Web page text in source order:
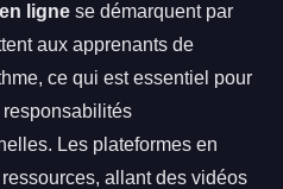
ligne se démarquent par
aux apprenants de
ce qui est essentiel pour
Les plateformes en
allant des vidéos